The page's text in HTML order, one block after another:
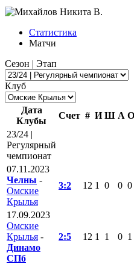
Статистика
Матчи
Сезон | Этап
Клуб
Дата
Клубы
Счет # И Ш А О
23/24 |
Регулярный
чемпионат
07.11.2023
Челны -
Омские
Крылья
3:2 12 1 0 0 0
17.09.2023
Омские
Крылья -
Динамо
СПб
2:5 12 1 1 0 1